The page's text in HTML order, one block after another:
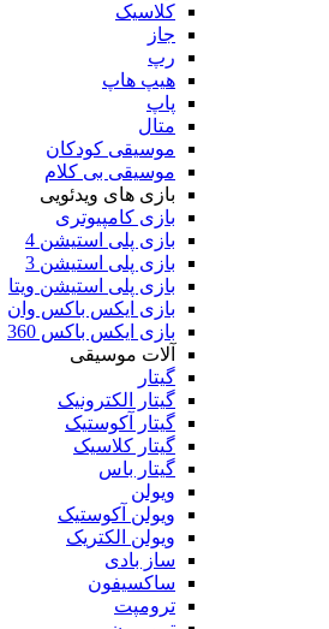
کلاسیک
جاز
رپ
هیپ هاپ
پاپ
متال
موسیقی کودکان
موسیقی بی کلام
بازی های ویدئویی
بازی کامپیوتری
بازی پلی استیشن 4
بازی پلی استیشن 3
بازی پلی استیشن ویتا
بازی ایکس باکس وان
بازی ایکس باکس 360
آلات موسیقی
گیتار
گیتار الکترونیک
گیتار آکوستیک
گیتار کلاسیک
گیتار باس
ویولن
ویولن آکوستیک
ویولن الکتریک
ساز بادی
ساکسیفون
ترومپت